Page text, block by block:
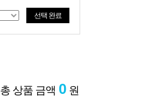
선택 완료
총 상품 금액 0 원